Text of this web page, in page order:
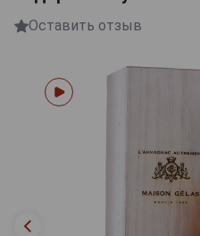
Оставить отзыв